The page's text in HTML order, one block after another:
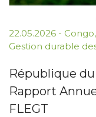
22.05.2026 - Congo,
Gestion durable
République
Rapport
FLEGT